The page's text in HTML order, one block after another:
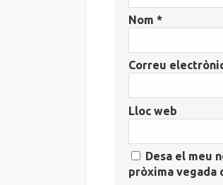
Nom *
Correu
Lloc web
Desa el meu
pròxima vegada